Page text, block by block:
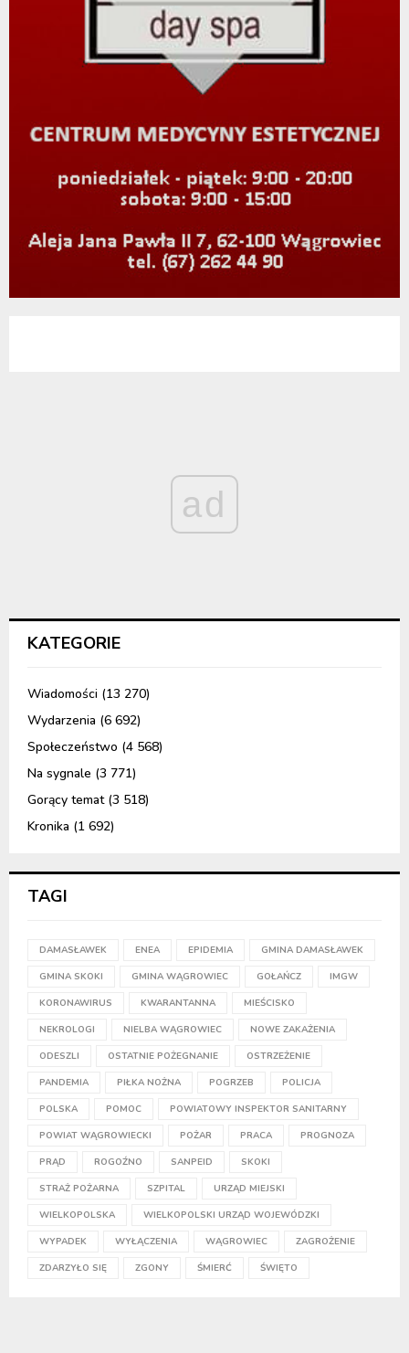
ad
KATEGORIE
Wiadomości (13 270)
Wydarzenia (6 692)
Społeczeństwo (4 568)
Na sygnale (3 771)
Gorący temat(3 518)
Kronika (1 692)
TAGI
DAMASŁAWEK ENEA EPIDEMIA GMINA DAMASŁAWEK
GMINA SKOKI GMINA WĄGROWIEC GOŁAŃCZ IMGW
KORONAWIRUS KWARANTANNA MIEŚCISKO
NEKROLOGI NIELBA WĄGROWIEC NOWE ZAKAŻENIA
ODESZLI OSTATNIE POŻEGNANIE OSTRZEŻENIE
PANDEMIA PIŁKA NOŻNA POGRZEB POLICJA
POLSKA POMOC POWIATOWY INSPEKTOR SANITARNY
POWIAT WĄGROWIECKI POŻAR PRACA PROGNOZA
PRĄD ROGOŹNO SANPEID SKOKI
STRAŻ POŻARNA SZPITAL URZĄD MIEJSKI
WIELKOPOLSKA WIELKOPOLSKI URZĄD WOJEWÓDZKI
WYPADEK WYŁĄCZENIA WĄGROWIEC ZAGROŻENIE
ZDARZYŁO SIĘ ZGONY ŚMIERĆ ŚWIĘTO